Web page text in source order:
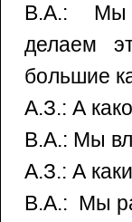
В.А.: Мы
делаем
большие
А.З.: А
В.А.: Мы
А.З.: А
В.А.: Мы